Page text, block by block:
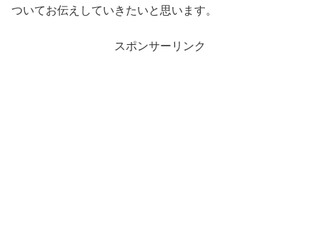
ついてお伝えしていきたいと思います。
スポンサーリンク